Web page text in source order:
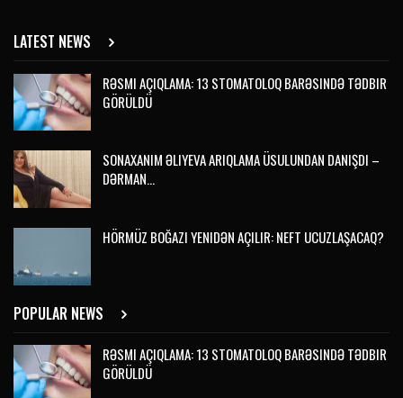
LATEST NEWS
RƏSMI AÇIQLAMA: 13 STOMATOLOQ BARƏSINDƏ TƏDBIR
GÖRÜLDÜ
SONAXANIM ƏLIYEVA ARIQLAMA ÜSULUNDAN DANIŞDI –
DƏRMAN…
HÖRMÜZ BOĞAZI YENIDƏN AÇILIR: NEFT UCUZLAŞACAQ?
POPULAR NEWS
RƏSMI AÇIQLAMA: 13 STOMATOLOQ BARƏSINDƏ TƏDBIR
GÖRÜLDÜ